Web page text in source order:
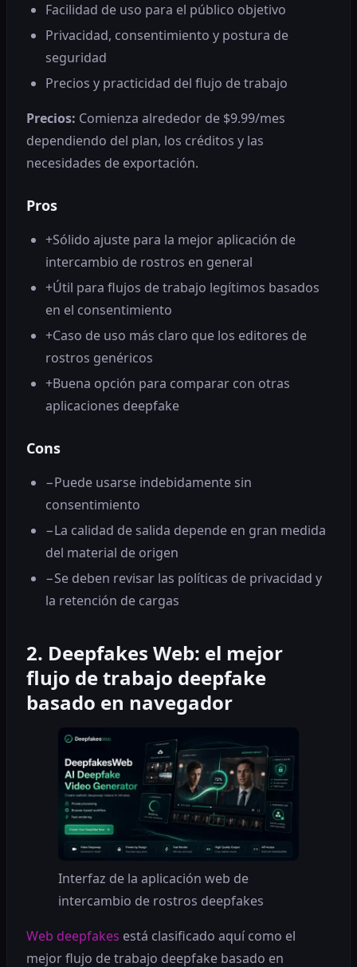
Facilidad de uso para el público objetivo
Privacidad, consentimiento y postura de
seguridad
Precios y practicidad del flujo de trabajo
Precios: Comienza alrededor de $9.99/mes
dependiendo del plan, los créditos y las
necesidades de exportación.
Pros
+Sólido ajuste para la mejor aplicación de
intercambio de rostros en general
+Útil para flujos de trabajo legítimos basados ​​
en el consentimiento
+Caso de uso más claro que los editores de
rostros genéricos
+Buena opción para comparar con otras
aplicaciones deepfake
Cons
−Puede usarse indebidamente sin
consentimiento
−La calidad de salida depende en gran medida
del material de origen
−Se deben revisar las políticas de privacidad y
la retención de cargas
2. Deepfakes Web: el mejor
flujo de trabajo deepfake
basado en navegador
Interfaz de la aplicación web de
intercambio de rostros deepfakes
Web deepfakes está clasificado aquí como el
mejor flujo de trabajo deepfake basado en